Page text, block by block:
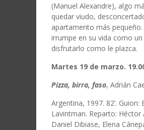
(Manuel Alexandre), algo
quedar viudo,
apartamento más
irrumpe en su vida como
disfrutarlo como le plazca.
Martes 19 de marzo.
Pizza, birra, faso, Adrián
Argentina, 1997. 82’.
Lavintman. Reparto: Héctor
Daniel Dibiase, Elena